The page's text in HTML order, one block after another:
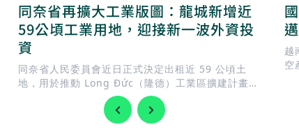
同奈省再擴大工業版圖：龍城新增近
59公頃工業用地，迎接新一波外資投
資
同奈省人民委員會近日正式決定出租近 59 公頃土
地，用於推動 Long Đức（隆德）工業區擴建計畫。
此舉正值地方政府加快完善基礎建設，迎接 隆城國際
機場 即將投入營運，同時持續擴充工業用地，以滿足
國內外企業日益增加的投資需求。
越
空